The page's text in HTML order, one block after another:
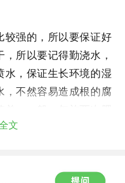
较强的，所以要保证好
所以要记得勤浇水，
水，保证生长环境的湿
，不然容易造成根的腐
文